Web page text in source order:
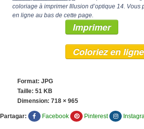
coloriage à imprimer Illusion d’optique 14.
en ligne au bas de cette page.
Imprimer
Coloriez en ligne
Format: JPG
Taille: 51 KB
Dimension: 718 × 965
Partagar: Facebook Pinterest